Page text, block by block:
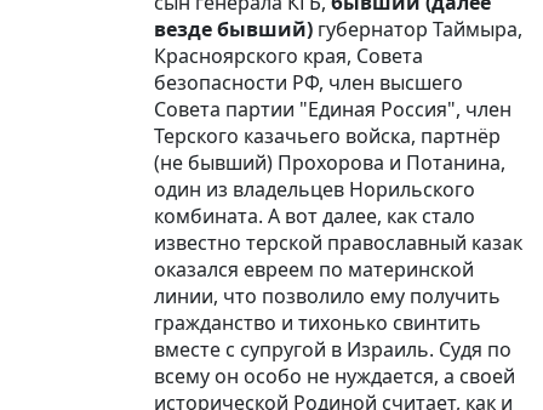
везде бывший) губернатор Таймыра,
Красноярского края, Совета
безопасности РФ, член высшего
Совета партии "Единая Россия", член
Терского казачьего войска, партнёр
(не бывший) Прохорова и Потанина,
один из владельцев Норильского
комбината. А вот далее, как стало
известно терской православный казак
оказался евреем по материнской
линии, что позволило ему получить
гражданство и тихонько свинтить
вместе с супругой в Израиль. Судя по
всему он особо не нуждается, а своей
исторической Родиной считает, как и